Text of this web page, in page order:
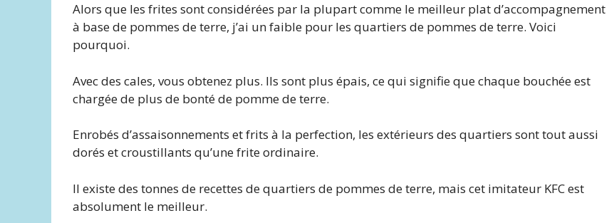
Alors que les frites sont considérées par la plupart comme le meilleur plat d’accompagnement
à base de pommes de terre, j’ai un faible pour les quartiers de pommes de terre. Voici
pourquoi.
Avec des cales, vous obtenez plus. Ils sont plus épais, ce qui signifie que chaque bouchée est
chargée de plus de bonté de pomme de terre.
Enrobés d’assaisonnements et frits à la perfection, les extérieurs des quartiers sont tout aussi
dorés et croustillants qu’une frite ordinaire.
Il existe des tonnes de recettes de quartiers de pommes de terre, mais cet imitateur KFC est
absolument le meilleur.